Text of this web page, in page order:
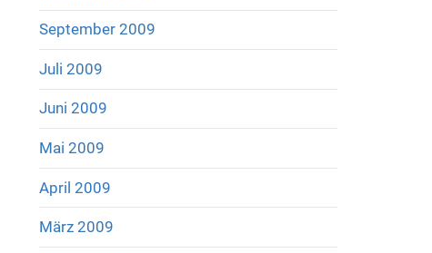
September 2009
Juli 2009
Juni 2009
Mai 2009
April 2009
März 2009